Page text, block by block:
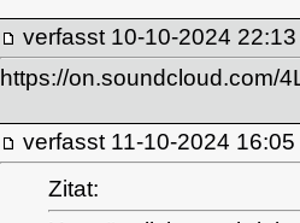
verfasst 10-10-2024 22:13
https://on.soundcloud.com/
verfasst 11-10-2024 16:05
Zitat: